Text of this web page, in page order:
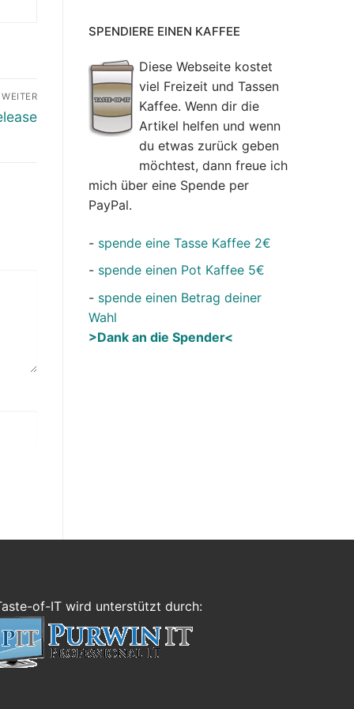
WEITER
SPENDIERE EINEN KAFFEE
Diese Webseite kostet
viel Freizeit und Tassen
Kaffee. Wenn dir die
Artikel helfen und wenn
du etwas zurück geben
möchtest, dann freue ich
mich über eine Spende per
PayPal.
- spende eine Tasse Kaffee 2€
- spende einen Pot Kaffee 5€
- spende einen Betrag deiner
Wahl
>Dank an die Spender<
of-IT wird unterstützt durch: